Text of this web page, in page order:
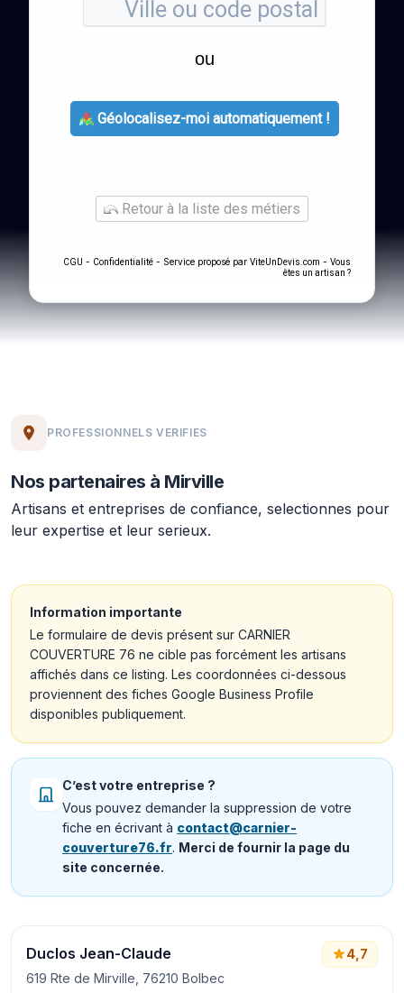
ou
Géolocalisez-moi automatiquement !
Retour à la liste des métiers
CGU - Confidentialité - Service proposé par ViteUnDevis.com - Vous
êtes un artisan ?
PROFESSIONNELS VERIFIES
Nos partenaires à Mirville
Artisans et entreprises de confiance, selectionnes pour
leur expertise et leur serieux.
Information importante
Le formulaire de devis présent sur CARNIER
COUVERTURE 76 ne cible pas forcément les artisans
affichés dans ce listing. Les coordonnées ci-dessous
proviennent des fiches Google Business Profile
disponibles publiquement.
C’est votre entreprise ?
Vous pouvez demander la suppression de votre
fiche en écrivant à contact@carnier-
couverture76.fr. Merci de fournir la page du
site concernée.
Duclos Jean-Claude
619 Rte de Mirville, 76210 Bolbec
4,7